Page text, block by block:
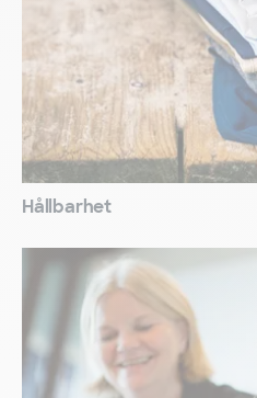
Hållbarhet